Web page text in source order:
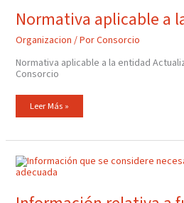
Normativa aplicable a
Organizacion / PorConsorcio
Normativa aplicable a la entidad
Consorcio
Leer Más »
Información
Relativa
A
Y